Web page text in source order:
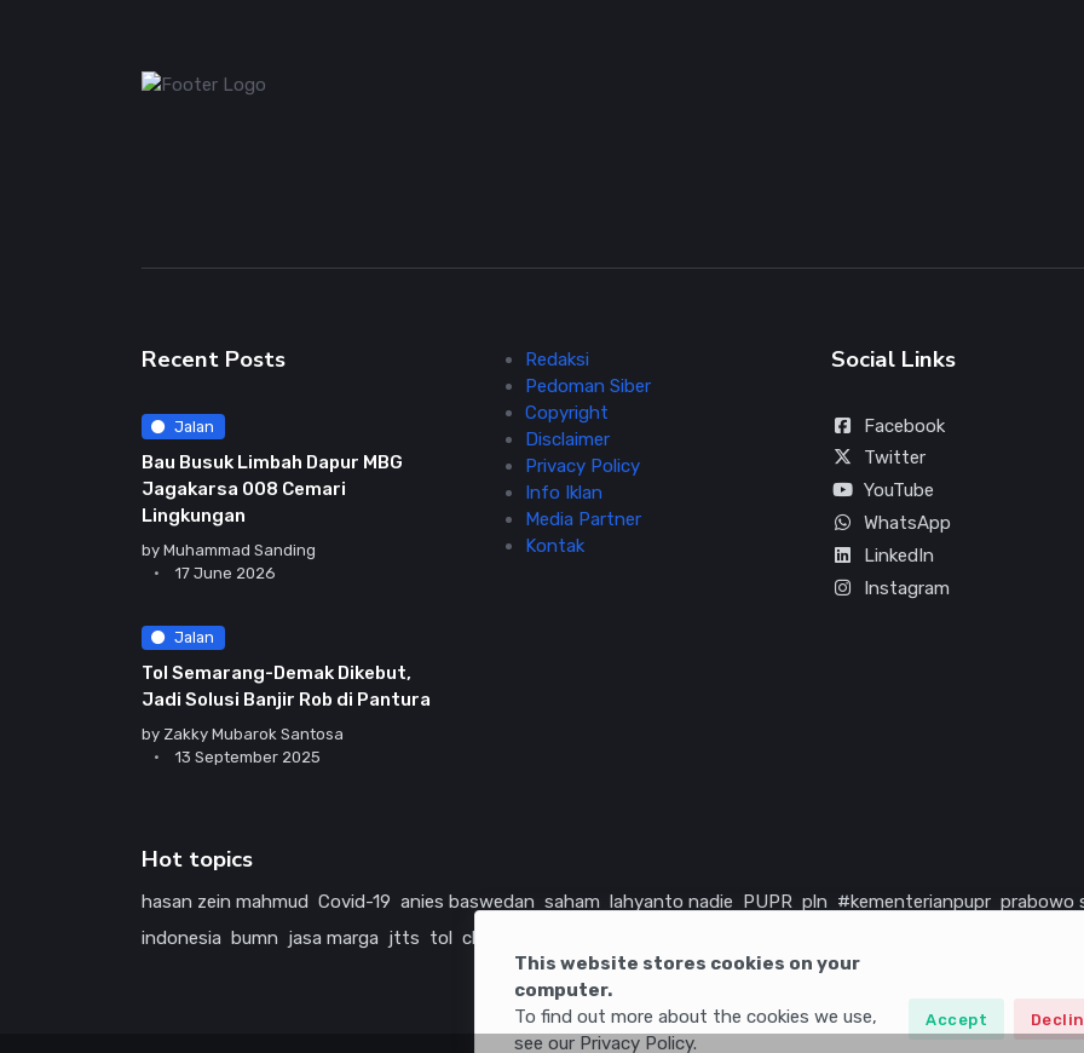
This website stores cookies on your
computer.
To find out more about the cookies we use,
see our Privacy Policy.
Accept
Recent Posts
Jalan
Bau Busuk Limbah Dapur MBG
Jagakarsa 008 Cemari
Lingkungan
by Muhammad Sanding
17 June 2026
Jalan
Tol Semarang-Demak Dikebut,
Jadi Solusi Banjir Rob di Pantura
by Zakky Mubarok Santosa
13 September 2025
Redaksi
Pedoman Siber
Copyright
Disclaimer
Privacy Policy
Info Iklan
Media Partner
Kontak
Social Links
Facebook
Twitter
YouTube
WhatsApp
LinkedIn
Instagram
Hot topics
hasan zein mahmud Covid-19 anies baswedan saham lahyanto nadie PUPR pln #kementerianpupr prabowo
indonesia
bumn jasa marga jtts tol china